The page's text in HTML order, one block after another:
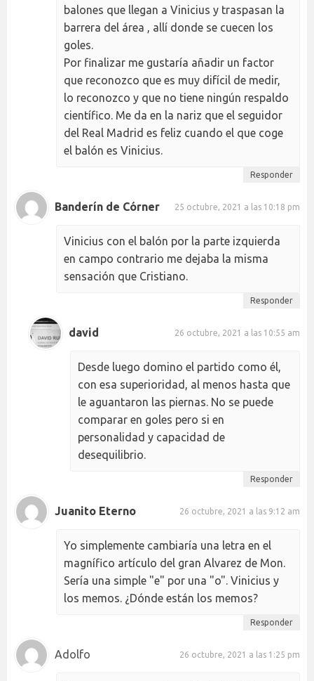
balones que llegan a Vinicius y traspasan la
barrera del área , allí donde se cuecen los
goles.
Por finalizar me gustaría añadir un factor
que reconozco que es muy difícil de medir,
lo reconozco y que no tiene ningún respaldo
científico. Me da en la nariz que el seguidor
del Real Madrid es feliz cuando el que coge
el balón es Vinicius.
Responder
Banderín de Córner 25 octubre, 2021 a las 10:18 pm
Vinicius con el balón por la parte izquierda
en campo contrario me dejaba la misma
sensación que Cristiano.
Responder
david 26 octubre, 2021 a las 10:55 am
Desde luego domino el partido como él,
con esa superioridad, al menos hasta que
le aguantaron las piernas. No se puede
comparar en goles pero si en
personalidad y capacidad de
desequilibrio.
Responder
Juanito Eterno 26 octubre, 2021 a las 9:12 am
Yo simplemente cambiaría una letra en el
magnífico artículo del gran Alvarez de Mon.
Sería una simple "e" por una "o". Vinicius y
los memos. ¿Dónde están los memos?
Responder
Adolfo 26 octubre, 2021 a las 1:25 pm